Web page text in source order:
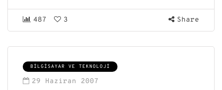
487 3 Share
BILGISAYAR VE TEKNOLOJI
29 Haziran 2007